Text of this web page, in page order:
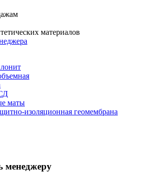
материалов
маты
изоляционная геомембрана
менеджеру